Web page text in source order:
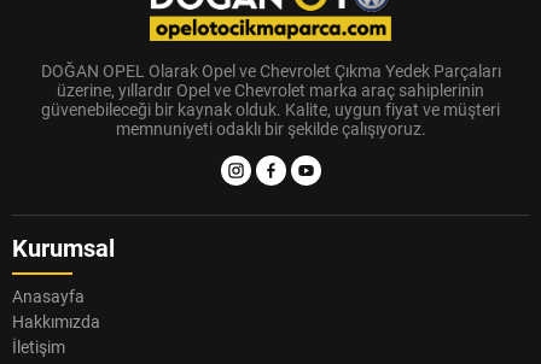
DOĞAN OPEL Olarak Opel ve Chevrolet Çıkma Yedek Parçaları
üzerine, yıllardır Opel ve Chevrolet marka araç sahiplerinin
güvenebileceği bir kaynak olduk. Kalite, uygun fiyat ve müşteri
memnuniyeti odaklı bir şekilde çalışıyoruz.
Kurumsal
Anasayfa
Hakkımızda
İletişim